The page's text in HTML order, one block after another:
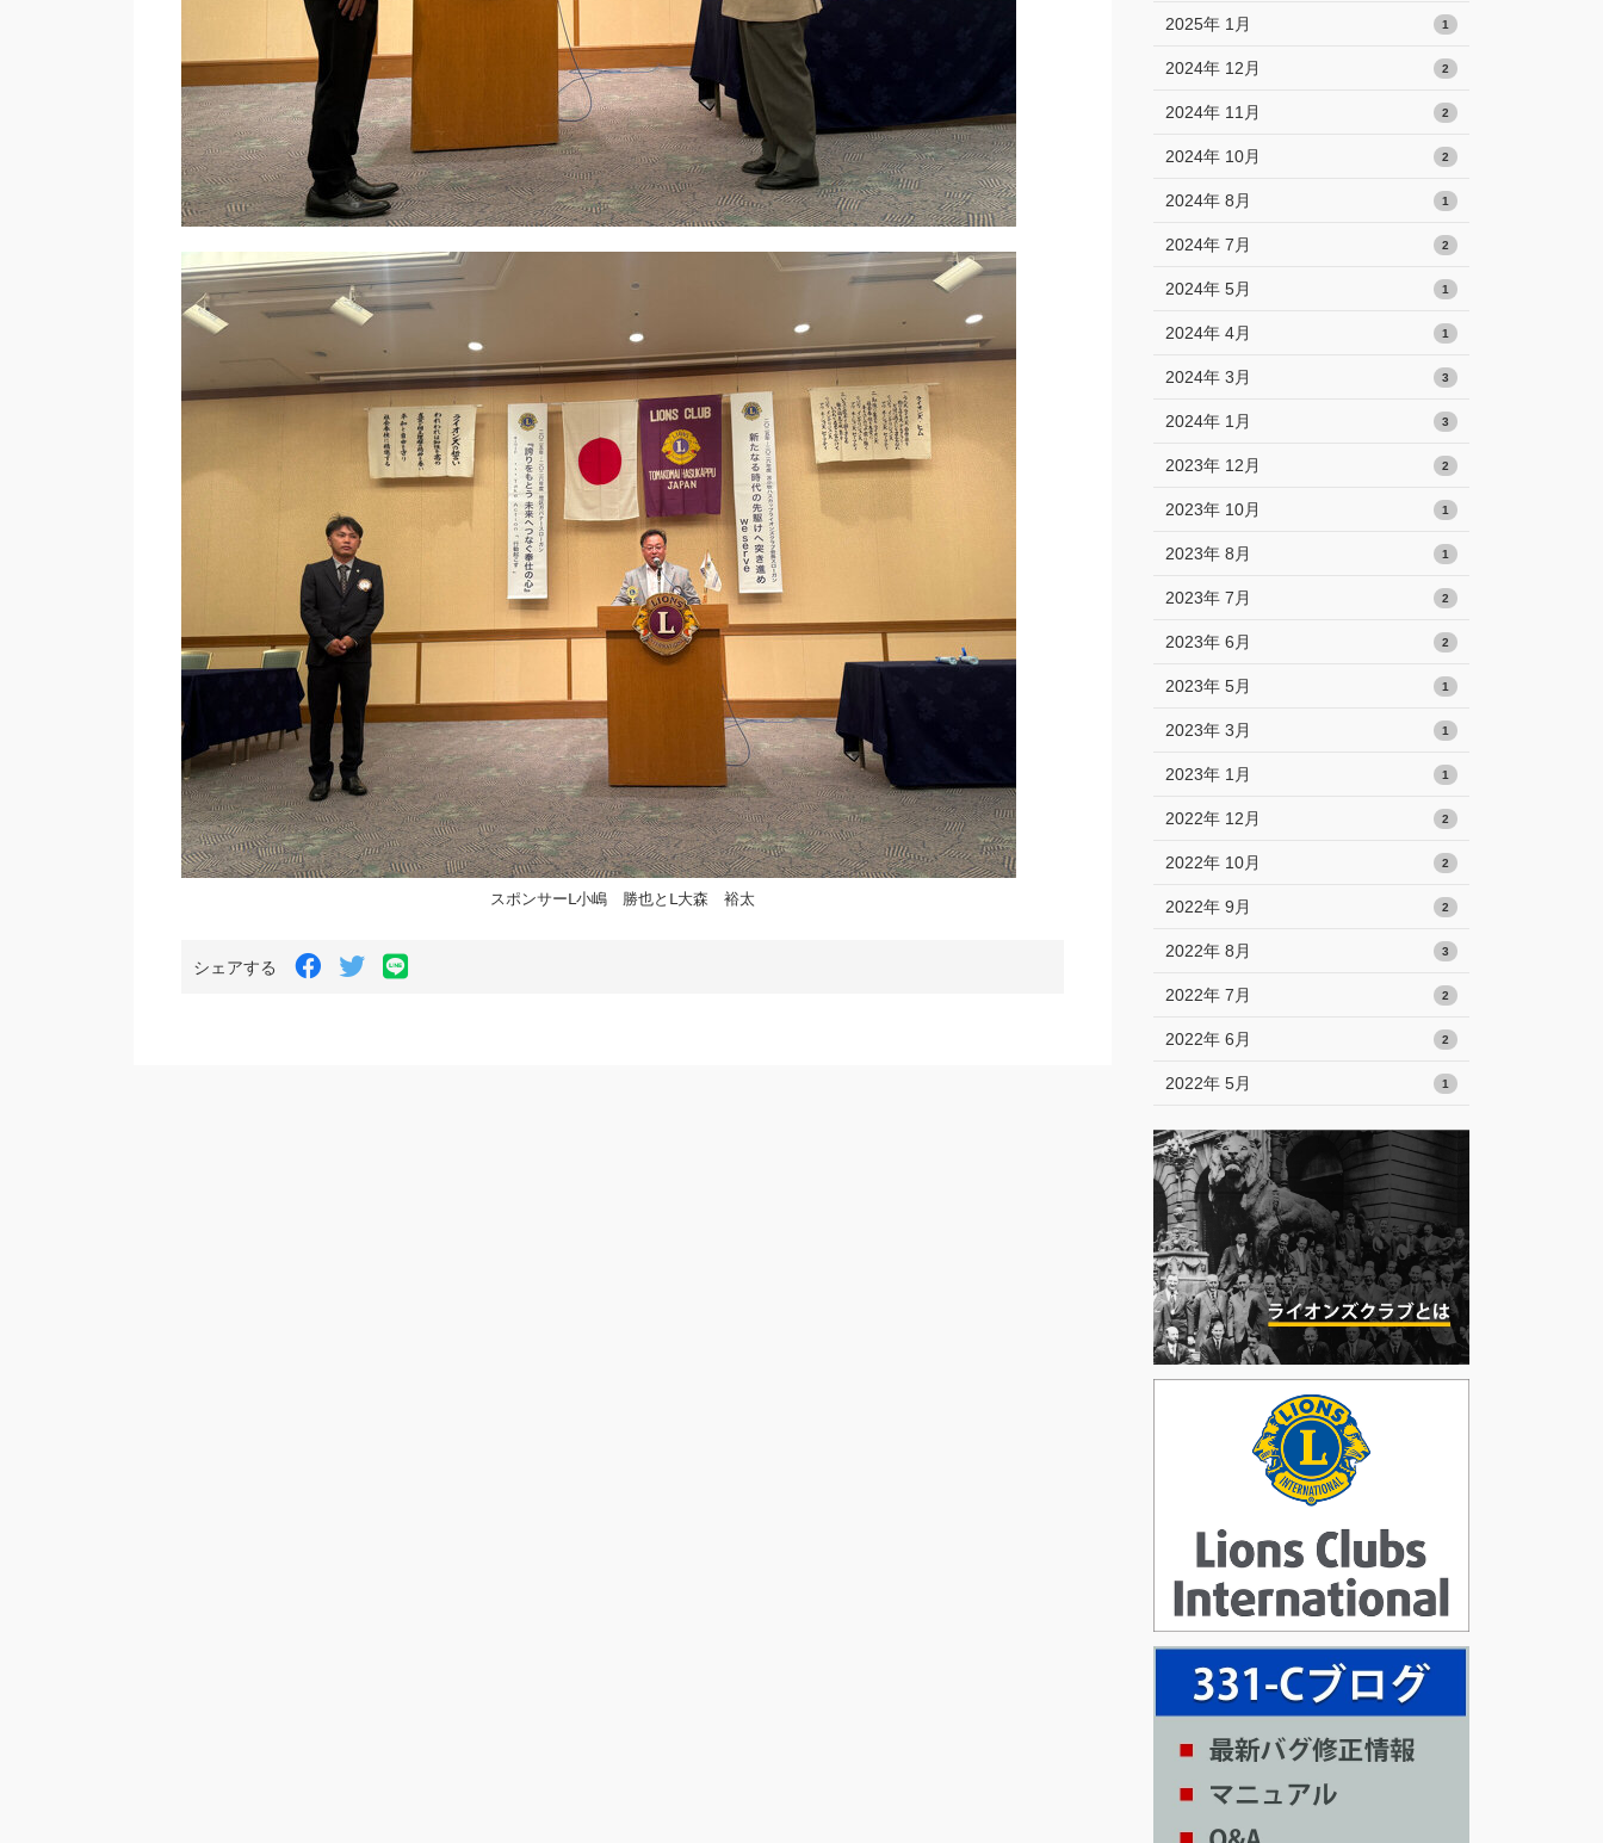
スポンサーⅬ小嶋 勝也とⅬ大森 裕太
シェアする
Facebook
TwitterLINE
2025年 1月 1
2024年 12月 2
2024年 11月 2
2024年 10月 2
2024年 8月 1
2024年 7月 2
2024年 5月 1
2024年 4月 1
2024年 3月 3
2024年 1月 3
2023年 12月 2
2023年 10月 1
2023年 8月 1
2023年 7月 2
2023年 6月 2
2023年 5月 1
2023年 3月 1
2023年 1月 1
2022年 12月 2
2022年 10月 2
2022年 9月 2
2022年 8月 3
2022年 7月 2
2022年 6月 2
2022年 5月 1